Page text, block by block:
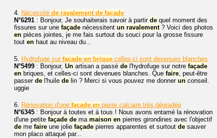
4. Nécessité de ravalement de façade
N°6291 : Bonjour, Je souhaiterais savoir à partir de quel moment des
fissures sur une façade nécessitent un ravalement? Voici des photos
en pièces jointes, je me fais surtout du souci pour la grosse fissure
tout en haut au niveau du...
5. Hydrofuge sur façade en brique celles-ci sont devenues blanches
N°5499 : Bonjour, Un artisan a passé de l'hydrofuge sur notre façade
en briques, et celles-ci sont devenues blanches. Que faire, peut-être
passer de l'huile de lin ? Merci si vous pouvez me donner un conseil.
uggie
6. Rénovation d'une façade en pierre calcaire très dégradée
N°6345 : Bonjour à toutes et à tous ! Nous avons entamé la rénovation
d'une petite façade de ma maison en pierres girondines avec l'objectif
de me faire une jolie façade pierres apparentes et surtout de sauver
mon placo attaqué par...